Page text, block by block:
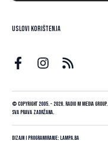
Uslovi korištenja
© Copyright 2005. - 2026. Radio M Media Group.
Sva prava zadržana.
Dizajn i programiranje:Lampa.ba